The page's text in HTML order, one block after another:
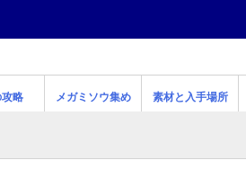
略 メガミソウ集め 素材と入手場所